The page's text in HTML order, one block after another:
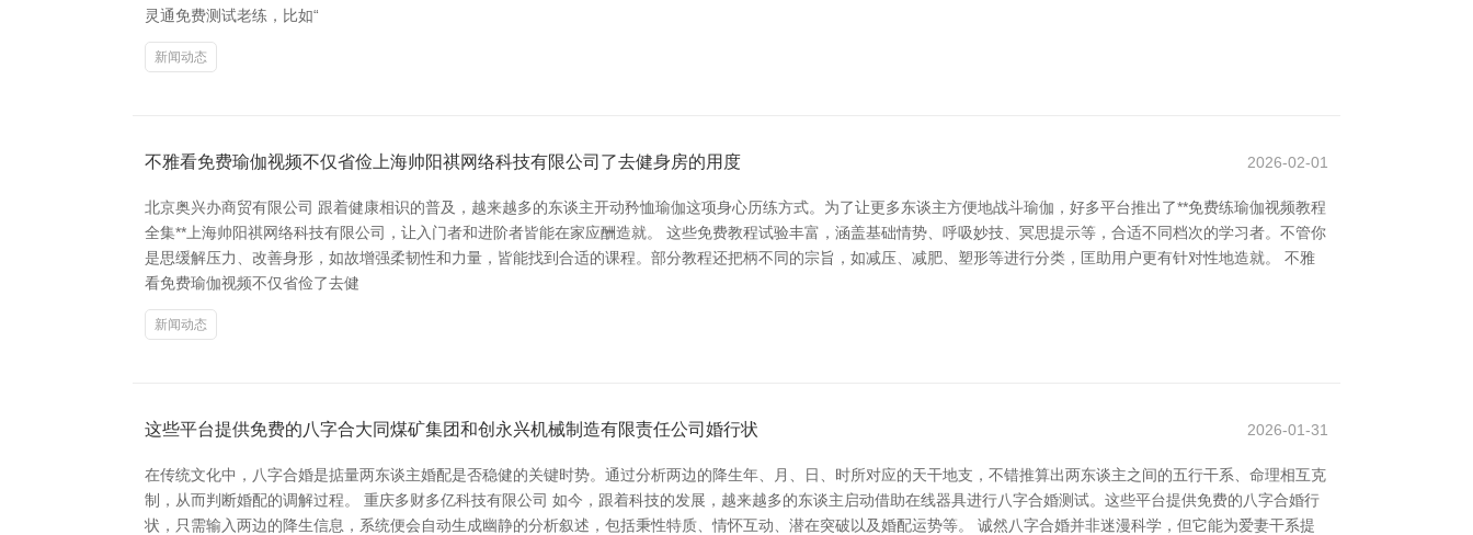
灵通免费测试老练，比如“
新闻动态
不雅看免费瑜伽视频不仅省俭上海帅阳祺网络科技有限公司了去健身房的用度 2026-02-01
北京奥兴办商贸有限公司 跟着健康相识的普及，越来越多的东谈主开动矜恤瑜伽这项身心历练方式。为了让更多东谈主方便地战斗瑜伽，好多平台推出了**免费练瑜伽视频教程
全集**上海帅阳祺网络科技有限公司，让入门者和进阶者皆能在家应酬造就。 这些免费教程试验丰富，涵盖基础情势、呼吸妙技、冥思提示等，合适不同档次的学习者。不管你
是思缓解压力、改善身形，如故增强柔韧性和力量，皆能找到合适的课程。部分教程还把柄不同的宗旨，如减压、减肥、塑形等进行分类，匡助用户更有针对性地造就。 不雅
看免费瑜伽视频不仅省俭了去健
新闻动态
这些平台提供免费的八字合大同煤矿集团和创永兴机械制造有限责任公司婚行状 2026-01-31
在传统文化中，八字合婚是掂量两东谈主婚配是否稳健的关键时势。通过分析两边的降生年、月、日、时所对应的天干地支，不错推算出两东谈主之间的五行干系、命理相互克
制，从而判断婚配的调解过程。 重庆多财多亿科技有限公司 如今，跟着科技的发展，越来越多的东谈主启动借助在线器具进行八字合婚测试。这些平台提供免费的八字合婚行
状，只需输入两边的降生信息，系统便会自动生成幽静的分析叙述，包括秉性特质、情怀互动、潜在突破以及婚配运势等。 诚然八字合婚并非迷漫科学，但它能为爱妻干系提